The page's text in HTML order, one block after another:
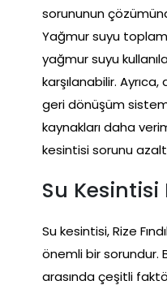
sorununun
Yağmur suyu
yağmur suyu
karşılanabilir.
geri dönüşüm
kaynakları daha
kesintisi sorunu
Su
Su kesintisi, Rize
önemli bir sorundur.
arasında çeşitli